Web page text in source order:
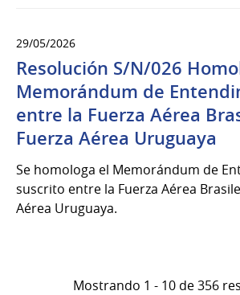
29/05/2026
Resolución S/N/026
Memorándum de
entre la Fuerza Aérea
Fuerza Aérea Uruguaya
Se homologa el Memorándum de
suscrito entre la Fuerza Aérea
Aérea Uruguaya.
Mostrando 1 - 10 de 356